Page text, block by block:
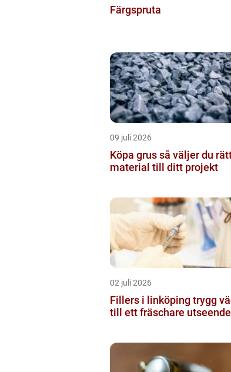
Färgspruta
09 juli 2026
Köpa grus så väljer du rätt
material till ditt projekt
02 juli 2026
Fillers i linköping trygg väg
till ett fräschare utseende